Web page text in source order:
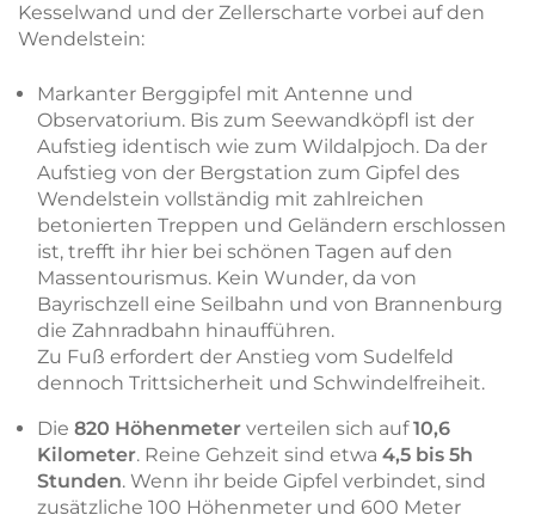
Kesselwand und der Zellerscharte vorbei auf den
Wendelstein:
Markanter Berggipfel mit Antenne und
Observatorium. Bis zum Seewandköpfl ist der
Aufstieg identisch wie zum Wildalpjoch. Da der
Aufstieg von der Bergstation zum Gipfel des
Wendelstein vollständig mit zahlreichen
betonierten Treppen und Geländern erschlossen
ist, trefft ihr hier bei schönen Tagen auf den
Massentourismus. Kein Wunder, da von
Bayrischzell eine Seilbahn und von Brannenburg
die Zahnradbahn hinaufführen.
Zu Fuß erfordert der Anstieg vom Sudelfeld
dennoch Trittsicherheit und Schwindelfreiheit.
Die 820 Höhenmeter verteilen sich auf10,6
Kilometer. Reine Gehzeit sind etwa 4,5 bis 5h
Stunden. Wenn ihr beide Gipfel verbindet, sind
zusätzliche 100 Höhenmeter und 600 Meter